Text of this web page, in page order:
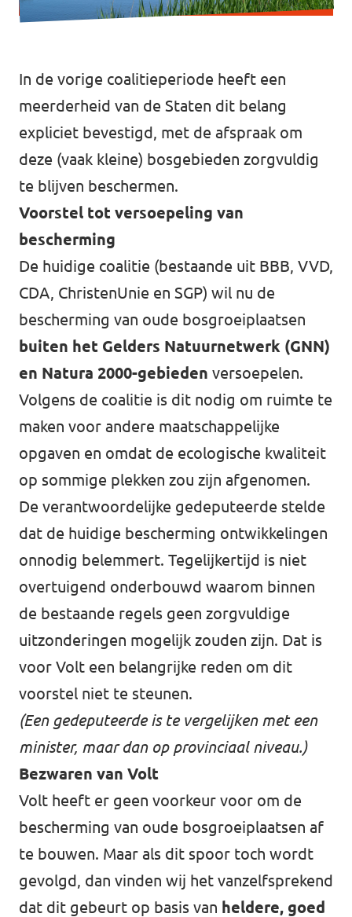
In de vorige coalitieperiode heeft een
meerderheid van de Staten dit belang
expliciet bevestigd, met de afspraak om
deze (vaak kleine) bosgebieden zorgvuldig
te blijven beschermen.
Voorstel tot versoepeling van
bescherming
De huidige coalitie (bestaande uit BBB, VVD,
CDA, ChristenUnie en SGP) wil nu de
bescherming van oude bosgroeiplaatsen
buiten het Gelders Natuurnetwerk (GNN)
en Natura 2000-gebieden versoepelen.
Volgens de coalitie is dit nodig om ruimte te
maken voor andere maatschappelijke
opgaven en omdat de ecologische kwaliteit
op sommige plekken zou zijn afgenomen.
De verantwoordelijke gedeputeerde stelde
dat de huidige bescherming ontwikkelingen
onnodig belemmert. Tegelijkertijd is niet
overtuigend onderbouwd waarom binnen
de bestaande regels geen zorgvuldige
uitzonderingen mogelijk zouden zijn. Dat is
voor Volt een belangrijke reden om dit
voorstel niet te steunen.
(Een gedeputeerde is te vergelijken met een
minister, maar dan op provinciaal niveau.)
Bezwaren van Volt
Volt heeft er geen voorkeur voor om de
bescherming van oude bosgroeiplaatsen af
te bouwen. Maar als dit spoor toch wordt
gevolgd, dan vinden wij het vanzelfsprekend
dat dit gebeurt op basis van heldere, goed